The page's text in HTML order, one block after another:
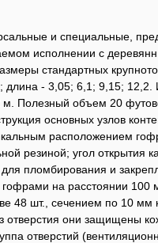
и специальные,
исполнении с
стандартных
- 3,05; 6,1; 9,15;
Полезный объем 20
основных узлов
расположением
резиной; угол открытия
пломбирования и
на расстоянии
48 шт., сечением по 10
отверстия они защищены
отверстий